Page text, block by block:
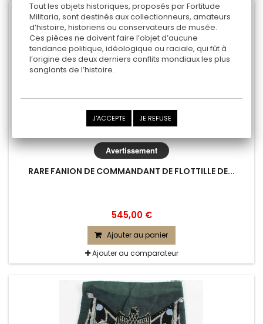
RARE FANION DE COMMANDANT DE FLOTTILLE DE...
545,00 €
Ajouter au panier
Ajouter au comparateur
Tout les objets historiques, proposés par Fortitude
Militaria, sont destinés aux collectionneurs, amateurs
d’histoire, historiens ou conservateurs de musée.
Ces pièces ne doivent faire l’objet d’aucune
tendance politique, idéologique ou raciale, qui fût à
l’origine des deux derniers conflits mondiaux les plus
sanglants de l’histoire.
J'ACCEPTE JE REFUSE
Avertissement